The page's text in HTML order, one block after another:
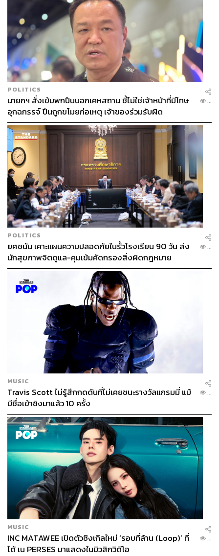
POLITICS
นายกฯ สั่งเข้มพกปืนนอกเคหสถาน ชี้ไม่ใช่เจ้าหน้าที่มีโทษ
อุกฉกรรจ์ ปืนถูกขโมยก่อเหตุ เจ้าของร่วมรับผิด
...
POLITICS
ยศชนัน เคาะแผนความปลอดภัยในรั้วโรงเรียน 90 วัน ส่ง
นักสุขภาพจิตดูแล-คุมเข้มคัดกรองสิ่งผิดกฎหมาย
...
MUSIC
Travis Scott ไม่รู้สึกกดดันที่ไม่เคยชนะรางวัลแกรมมี่ แม้
มีชื่อเข้าชิงมาแล้ว 10 ครั้ง
...
MUSIC
INC MATAWEE เปิดตัวซิงเกิลใหม่ ‘รอบที่ล้าน (Loop)’ ที่
ได้ เน PERSES มาแสดงในมิวสิกวิดีโอ
...